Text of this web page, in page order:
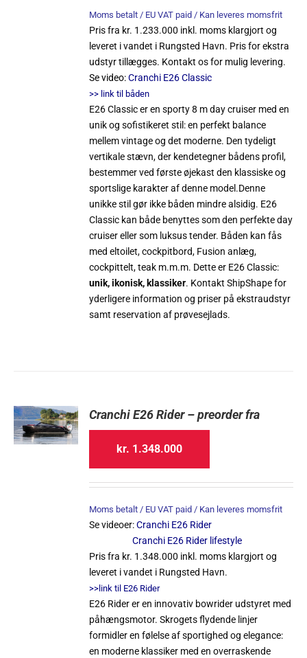
Moms betalt / EU VAT paid / Kan leveres momsfrit
Pris fra kr. 1.233.000 inkl. moms klargjort og
leveret i vandet i Rungsted Havn. Pris for ekstra
udstyr tillægges. Kontakt os for mulig levering.
Se video:Cranchi E26 Classic
>> link til båden
E26 Classic er en sporty 8 m day cruiser med en
unik og sofistikeret stil: en perfekt balance
mellem vintage og det moderne. Den tydeligt
vertikale stævn, der kendetegner bådens profil,
bestemmer ved første øjekast den klassiske og
sportslige karakter af denne model.Denne
unikke stil gør ikke båden mindre alsidig. E26
Classic kan både benyttes som den perfekte day
cruiser eller som luksus tender. Båden kan fås
med eltoilet, cockpitbord, Fusion anlæg,
cockpittelt, teak m.m.m. Dette er E26 Classic:
unik, ikonisk, klassiker. Kontakt ShipShape for
yderligere information og priser på ekstraudstyr
samt reservation af prøvesejlads.
Cranchi E26 Rider – preorder fra
kr. 1.348.000
Moms betalt / EU VAT paid / Kan leveres momsfrit
Se videoer:Cranchi E26 Rider
Cranchi E26 Rider lifestyle
Pris fra kr. 1.348.000 inkl. moms klargjort og
leveret i vandet i Rungsted Havn.
>>link til E26 Rider
E26 Rider er en innovativ bowrider udstyret med
påhængsmotor. Skrogets flydende linjer
formidler en følelse af sportighed og elegance:
en moderne klassiker med en overraskende